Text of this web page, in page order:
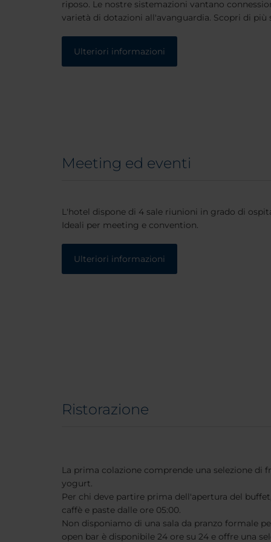
riposo. Le nostre sistemazioni vantano
varietà di dotazioni all'avanguardia. Scopri di
Ulteriori informazioni
Meeting ed eventi
L'hotel dispone di 4 sale riunioni in grado di
Ideali per meeting e convention.
Ulteriori informazioni
Ristorazione
La prima colazione comprende una selezione di
yogurt.
Per chi deve partire prima dell'apertura del
caffè e paste dalle ore 05:00.
Non disponiamo di una sala da pranzo formale
open bar è disponibile 24 ore su 24 e offre una